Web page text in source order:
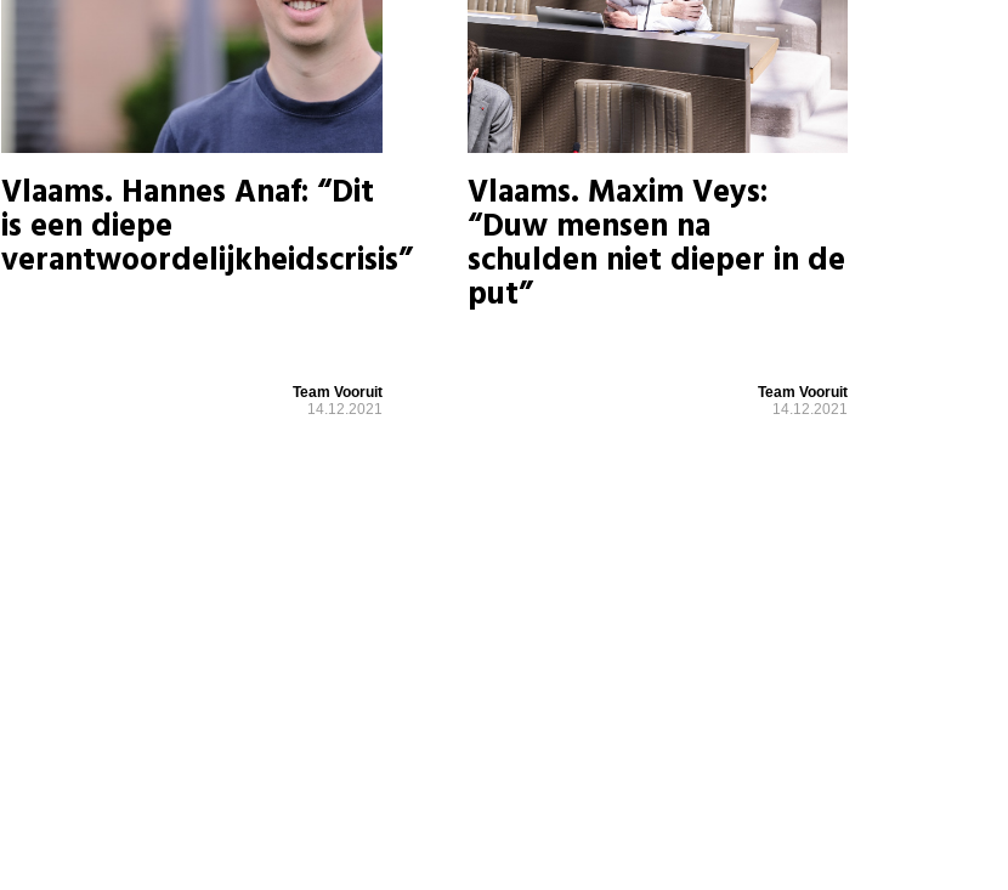
Vlaams. Hannes Anaf: “Dit
is een diepe
verantwoordelijkheidscrisis”
Team Vooruit
14.12.2021
Vlaams. Maxim Veys:
“Duw mensen na
schulden niet dieper in de
put”
Team Vooruit
14.12.2021